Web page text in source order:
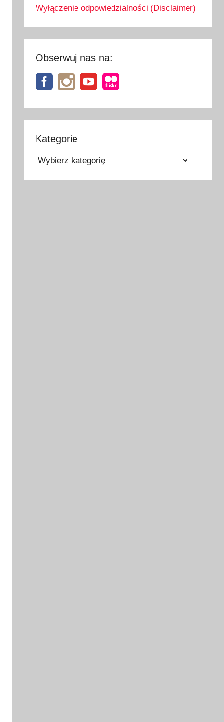
Wyłączenie odpowiedzialności (Disclaimer)
Obserwuj nas na:
Kategorie
Kategorie